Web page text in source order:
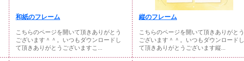
和紙のフレーム
こちらのページを開いて頂きありがとう
ございます＾＾。いつもダウンロードし
て頂きありがとうございますこ...
縦のフレーム
こちらのページを開いて頂きありがとう
ございます＾＾。いつもダウンロードし
て頂きありがとうございます縦...